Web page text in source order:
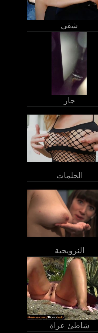
شقي
جار
الحلمات
النرويجية
شاطئ عراة